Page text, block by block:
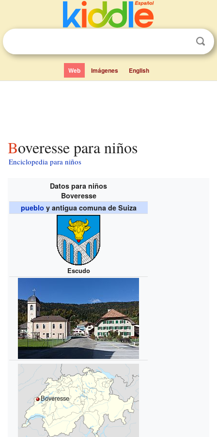
Web Imágenes English
Boveresse para niños
Enciclopedia para niños
Datos para niños
Boveresse
pueblo y antigua comuna de Suiza
Escudo
Boveresse